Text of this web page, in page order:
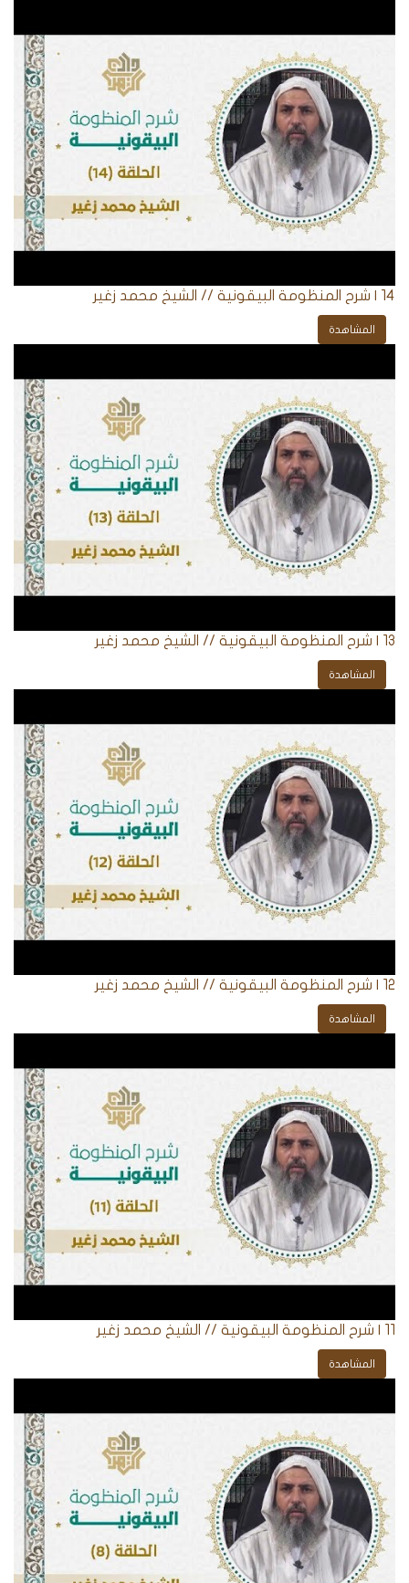
14 | شرح المنظومة البيقونية // الشيخ محمد زغير
المشاهدة
13 | شرح المنظومة البيقونية // الشيخ محمد زغير
المشاهدة
12 | شرح المنظومة البيقونية // الشيخ محمد زغير
المشاهدة
11 | شرح المنظومة البيقونية // الشيخ محمد زغير
المشاهدة